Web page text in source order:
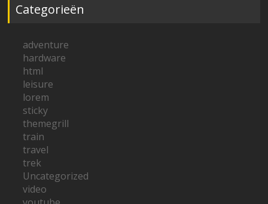
Categorieën
adventure
hardware
html
leisure
lorem
sticky
themegrill
train
travel
trek
Uncategorized
video